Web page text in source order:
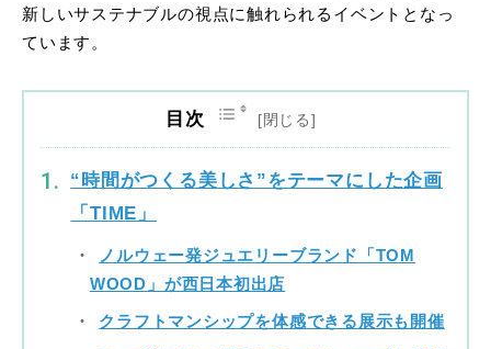
新しいサステナブルの視点に触れられるイベントとなっ
ています。
目次
“時間がつくる美しさ”をテーマにした企画
「TIME」
ノルウェー発ジュエリーブランド「TOM
WOOD」が西日本初出店
クラフトマンシップを体感できる展示も開催